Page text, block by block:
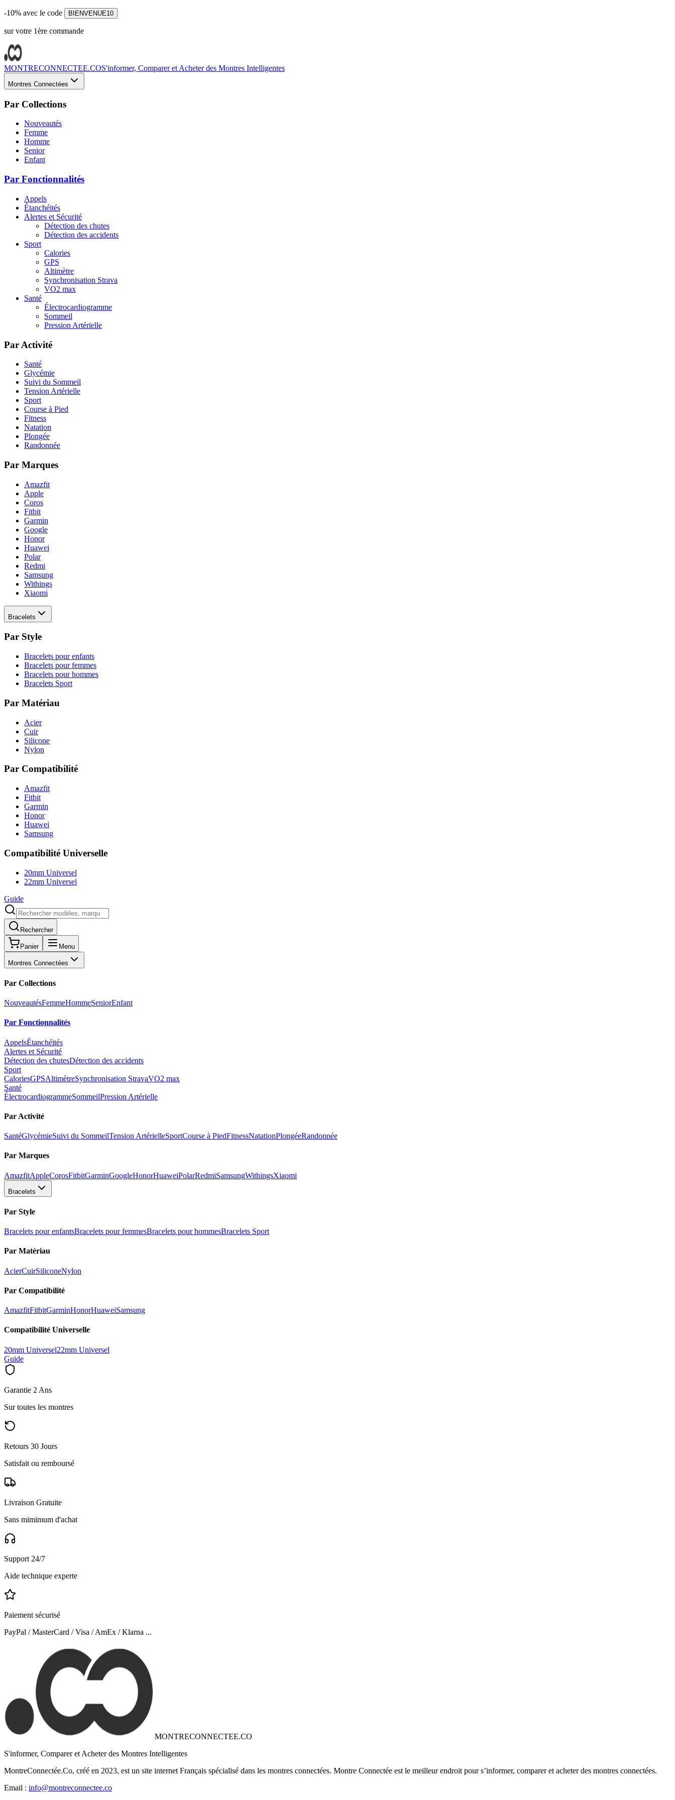
-10% avec le code BIENVENUE10
sur votre 1ère commande
MONTRECONNECTEE.COS'informer, Comparer et Acheter des Montres Intelligentes
Montres Connectées
Par Collections
Nouveautés
Femme
Homme
Senior
Enfant
Par Fonctionnalités
Appels
Étanchéités
Alertes et Sécurité
Détection des chutes
Détection des accidents
Sport
Calories
GPS
Altimètre
Synchronisation Strava
VO2 max
Santé
Électrocardiogramme
Sommeil
Pression Artérielle
Par Activité
Santé
Glycémie
Suivi du Sommeil
Tension Artérielle
Sport
Course à Pied
Fitness
Natation
Plongée
Randonnée
Par Marques
Amazfit
Apple
Coros
Fitbit
Garmin
Google
Honor
Huawei
Polar
Redmi
Samsung
Withings
Xiaomi
Bracelets
Par Style
Bracelets pour enfants
Bracelets pour femmes
Bracelets pour hommes
Bracelets Sport
Par Matériau
Acier
Cuir
Silicone
Nylon
Par Compatibilité
Amazfit
Fitbit
Garmin
Honor
Huawei
Samsung
Compatibilité Universelle
20mm Universel
22mm Universel
Guide
Rechercher
Panier Menu
Montres Connectées
Par Collections
NouveautésFemmeHommeSeniorEnfant
Par Fonctionnalités
AppelsÉtanchéités
Alertes et Sécurité
Détection des chutesDétection des accidents
Sport
CaloriesGPSAltimètreSynchronisation StravaVO2 max
Santé
ÉlectrocardiogrammeSommeilPression Artérielle
Par Activité
SantéGlycémieSuivi du SommeilTension ArtérielleSportCourse à PiedFitnessNatationPlongéeRandonnée
Par Marques
AmazfitAppleCorosFitbitGarminGoogleHonorHuaweiPolarRedmiSamsungWithingsXiaomi
Bracelets
Par Style
Bracelets pour enfantsBracelets pour femmesBracelets pour hommesBracelets Sport
Par Matériau
AcierCuirSiliconeNylon
Par Compatibilité
AmazfitFitbitGarminHonorHuaweiSamsung
Compatibilité Universelle
20mm Universel22mm Universel
Guide
Garantie 2 Ans
Sur toutes les montres
Retours 30 Jours
Satisfait ou remboursé
Livraison Gratuite
Sans mimimum d'achat
Support 24/7
Aide technique experte
Paiement sécurisé
PayPal / MasterCard / Visa / AmEx / Klarna ...
MONTRECONNECTEE.CO
S'informer, Comparer et Acheter des Montres Intelligentes
MontreConnectée.Co, créé en 2023, est un site internet Français spécialisé dans les montres connectées. Montre Connectée est le meilleur endroit pour s’informer, comparer et acheter des montres connectées.
Email : info@montreconnectee.co